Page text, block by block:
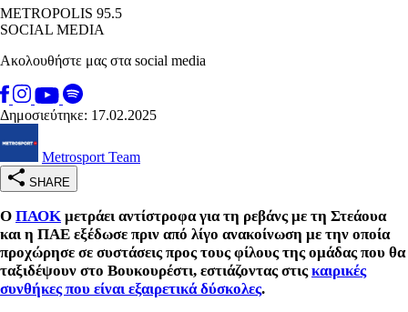
METROPOLIS 95.5
SOCIAL MEDIA
Ακολουθήστε μας στα social media
Δημοσιεύτηκε: 17.02.2025
Metrosport Team
SHARE
Ο ΠΑΟΚ μετράει αντίστροφα για τη ρεβάνς με τη Στεάουα
και η ΠΑΕ εξέδωσε πριν από λίγο ανακοίνωση με την οποία
προχώρησε σε συστάσεις προς τους φίλους της ομάδας που θα
ταξιδέψουν στο Βουκουρέστι, εστιάζοντας στιςκαιρικές
συνθήκες που είναι εξαιρετικά δύσκολες.